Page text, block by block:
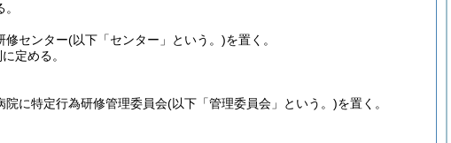
修センター(以下「センター」という。)を置く。
定める。
院に特定行為研修管理委員会(以下「管理委員会」という。)を置く。